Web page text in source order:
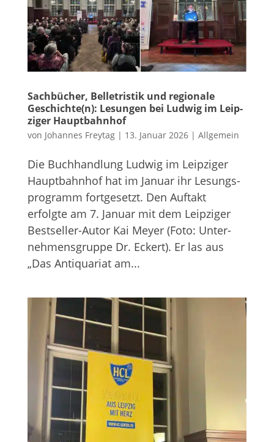
Sach­bü­cher, Bel­le­tris­tik und regio­nale
Geschichte(n): Lesun­gen bei Lud­wig im Leip­
zi­ger Hauptbahnhof
von Johannes Freytag| 13. Januar 2026| Allgemein
Die Buch­hand­lung Lud­wig im Leip­zi­ger
Haupt­bahn­hof hat im Januar ihr Lesungs­
pro­gramm fort­ge­setzt. Den Auf­takt
erfolgte am 7. Januar mit dem Leip­zi­ger
Best­sel­ler-Autor Kai Meyer (Foto: Unter­
neh­mens­gruppe Dr. Eckert). Er las aus
„Das Anti­qua­riat am...